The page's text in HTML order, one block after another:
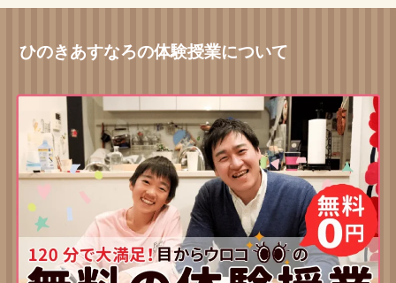
ひのきあすなろの体験授業について